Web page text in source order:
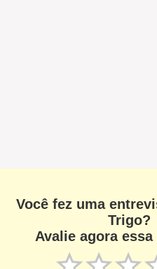
Você fez uma
Trigo?
Avalie agora